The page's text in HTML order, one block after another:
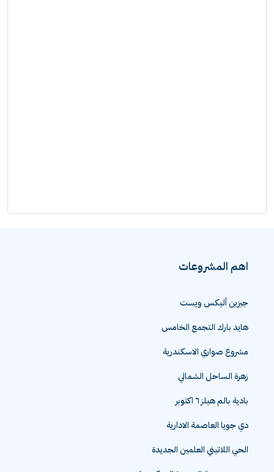
اهم المشروعات
جيزين أليكس ويست
هايد بارك التجمع الخامس
مشروع صواري الاسكندرية
زهرة الساحل الشمالي
بادية بالم هيلز ٦ اكتوبر
دي جويا العاصمة الادارية
الحي اللاتيني العلمين الجديدة